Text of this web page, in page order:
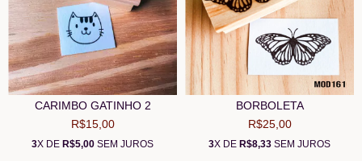
CARIMBO GATINHO 2
R$15,00
3X DE R$5,00 SEM JUROS
BORBOLETA
R$25,00
3X DE R$8,33 SEM JUROS